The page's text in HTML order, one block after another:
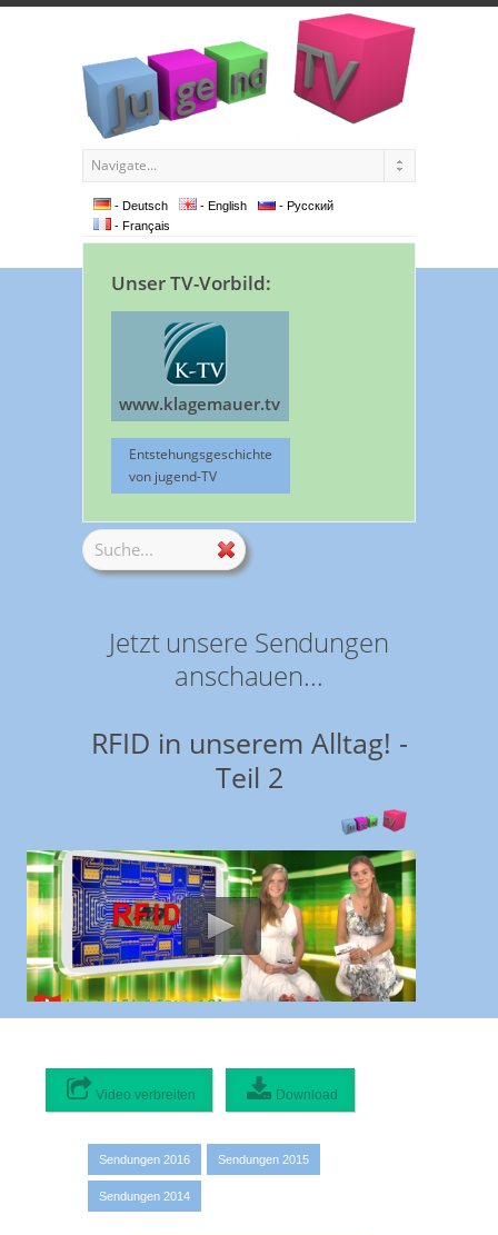
- Deutsch - English
- Pусский
- Français
Unser TV-Vorbild:
www.klagemauer.tv
Entstehungsgeschichte
von jugend-TV
Jetzt unsere Sendungen
anschauen...
RFID in unserem Alltag! -
Teil 2
Download
Originaldatei
0 MB
Video verbreiten
Sendungen 2016 Sendungen 2015
Sendungen 2014